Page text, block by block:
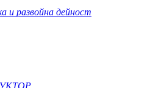
и развойна дейност